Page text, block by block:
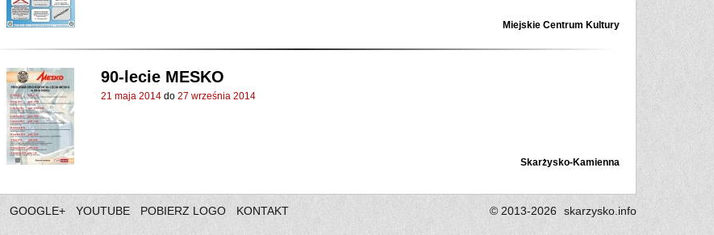
Miejskie Centrum Kultury
90-lecie MESKO
21 maja 2014 do 27 września 2014
Skarżysko-Kamienna
GOOGLE+ YOUTUBE POBIERZ LOGO KONTAKT © 2013-2026 skarzysko.info